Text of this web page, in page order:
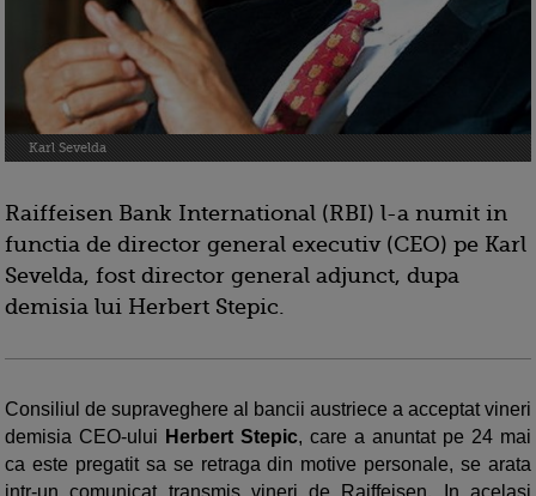
Karl Sevelda
Raiffeisen Bank International (RBI) l-a numit in
functia de director general executiv (CEO) pe Karl
Sevelda, fost director general adjunct, dupa
demisia lui Herbert Stepic.
Consiliul de supraveghere al bancii austriece a acceptat vineri
demisia CEO-ului Herbert Stepic, care a anuntat pe 24 mai
ca este pregatit sa se retraga din motive personale, se arata